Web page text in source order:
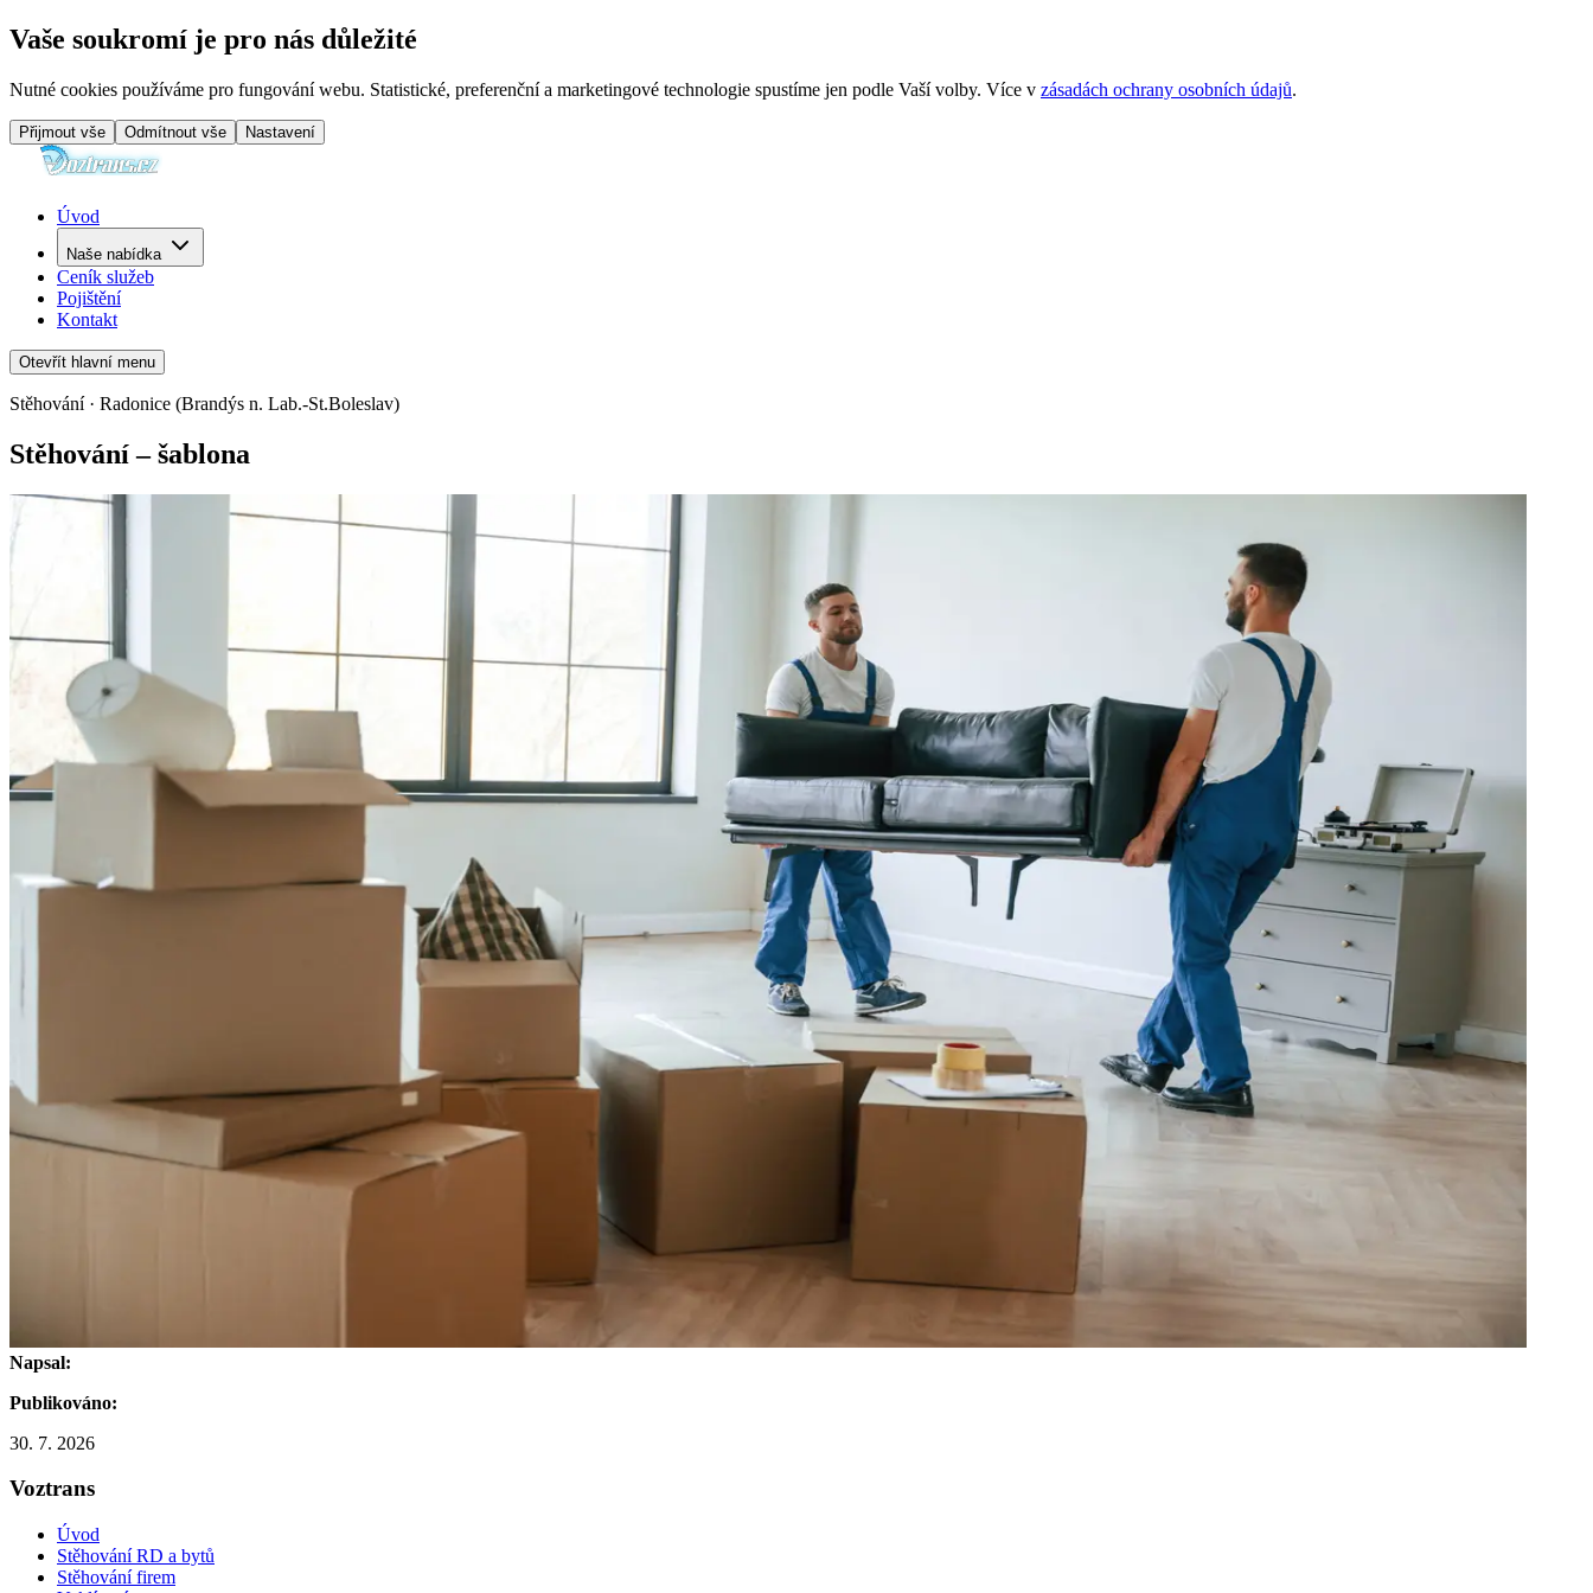
Vaše soukromí je pro nás důležité
Nutné cookies používáme pro fungování webu. Statistické, preferenční a marketingové technologie spustíme jen podle Vaší volby. Více v zásadách ochrany osobních údajů.
Přijmout vše Odmítnout vše Nastavení
Úvod
Naše nabídka
Ceník služeb
Pojištění
Kontakt
Otevřít hlavní menu
Stěhování · Radonice (Brandýs n. Lab.-St.Boleslav)
Stěhování – šablona
Napsal:
Publikováno:
30. 7. 2026
Voztrans
Úvod
Stěhování RD a bytů
Stěhování firem